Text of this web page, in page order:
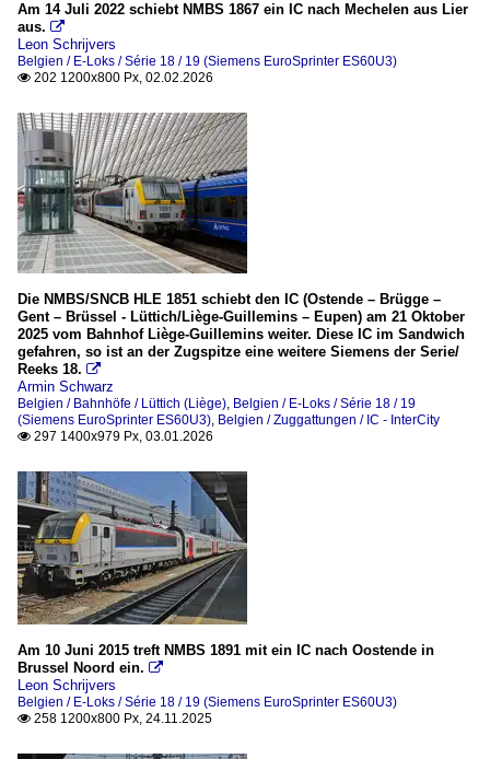
Am 14 Juli 2022 schiebt NMBS 1867 ein IC nach Mechelen aus Lier
aus. 
Leon Schrijvers
Belgien / E-Loks / Série 18 / 19 (Siemens EuroSprinter ES60U3)
 202 1200x800 Px, 02.02.2026
Die NMBS/SNCB HLE 1851 schiebt den IC (Ostende – Brügge –
Gent – Brüssel - Lüttich/Liège-Guillemins – Eupen) am 21 Oktober
2025 vom Bahnhof Liège-Guillemins weiter. Diese IC im Sandwich
gefahren, so ist an der Zugspitze eine weitere Siemens der Serie/
Reeks 18. 
Armin Schwarz
Belgien / Bahnhöfe / Lüttich (Liège), Belgien / E-Loks / Série 18 / 19
(Siemens EuroSprinter ES60U3), Belgien / Zuggattungen / IC - InterCity
 297 1400x979 Px, 03.01.2026
Am 10 Juni 2015 treft NMBS 1891 mit ein IC nach Oostende in
Brussel Noord ein. 
Leon Schrijvers
Belgien / E-Loks / Série 18 / 19 (Siemens EuroSprinter ES60U3)
 258 1200x800 Px, 24.11.2025